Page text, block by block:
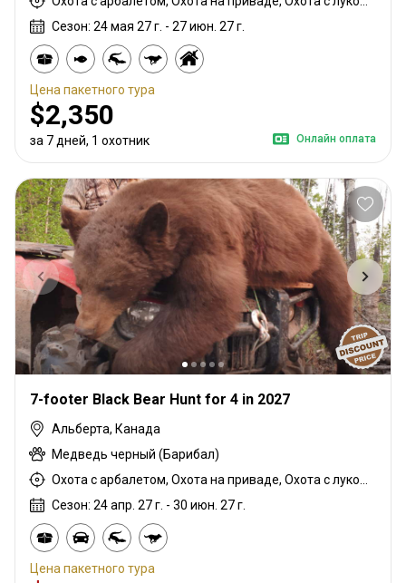
Сезон: 24 мая 27 г. - 27 июн. 27 г.
Цена пакетного тура
$2,350
за 7 дней, 1 охотник Онлайн оплата
7-footer Black Bear Hunt for 4 in 2027
Альберта, Канада
Медведь черный (Барибал)
Сезон: 24 апр. 27 г. - 30 июн. 27 г.
Цена пакетного тура